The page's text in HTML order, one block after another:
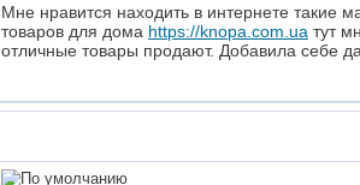
Мне нравится находить в интернете такие
товаров для дома https://knopa.com.ua тут
отличные товары продают. Добавила себе